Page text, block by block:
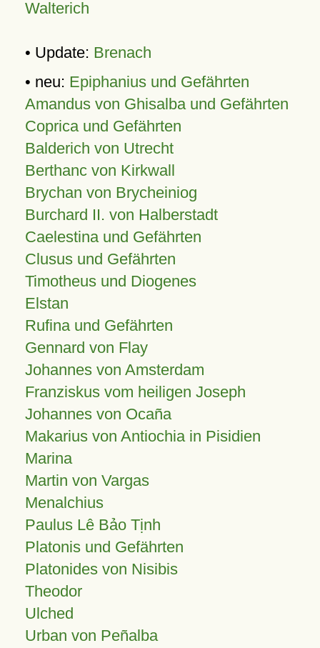
Walterich
• Update: Brenach
• neu: Epiphanius und Gefährten
Amandus von Ghisalba und Gefährten
Coprica und Gefährten
Balderich von Utrecht
Berthanc von Kirkwall
Brychan von Brycheiniog
Burchard II. von Halberstadt
Caelestina und Gefährten
Clusus und Gefährten
Timotheus und Diogenes
Elstan
Rufina und Gefährten
Gennard von Flay
Johannes von Amsterdam
Franziskus vom heiligen Joseph
Johannes von Ocaña
Makarius von Antiochia in Pisidien
Marina
Martin von Vargas
Menalchius
Paulus Lê Bảo Tịnh
Platonis und Gefährten
Platonides von Nisibis
Theodor
Ulched
Urban von Peñalba